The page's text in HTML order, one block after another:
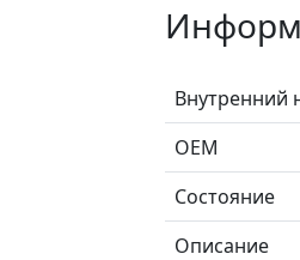
Внутренний
ОЕМ
Состояние
Описание